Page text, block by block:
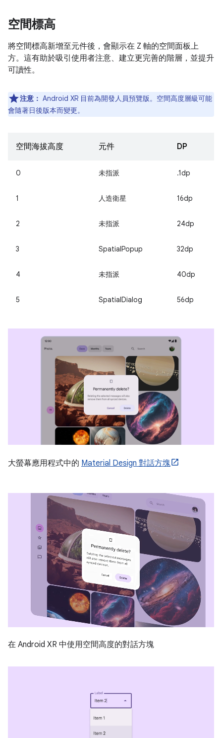
空間標高
將空間標高新增至元件後，會顯示在 Z 軸的空間面板上
方。這有助於吸引使用者注意、建立更完善的階層，並提升
可讀性。
注意： Android XR 目前為開發人員預覽版。空間高度層級可能
會隨著日後版本而變更。
空間海拔高度 元件 DP
0 未指派 .1dp
1 人造衛星 16dp
2 未指派 24dp
3 SpatialPopup 32dp
4 未指派 40dp
5 SpatialDialog 56dp
大螢幕應用程式中的 Material Design 對話方塊
在 Android XR 中使用空間高度的對話方塊